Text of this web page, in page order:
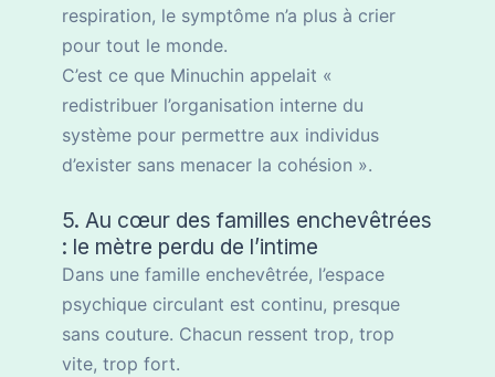
respiration, le symptôme n’a plus à crier
pour tout le monde.
C’est ce que Minuchin appelait «
redistribuer l’organisation interne du
système pour permettre aux individus
d’exister sans menacer la cohésion ».
5. Au cœur des familles enchevêtrées
: le mètre perdu de l’intime
Dans une famille enchevêtrée, l’espace
psychique circulant est continu, presque
sans couture. Chacun ressent trop, trop
vite, trop fort.